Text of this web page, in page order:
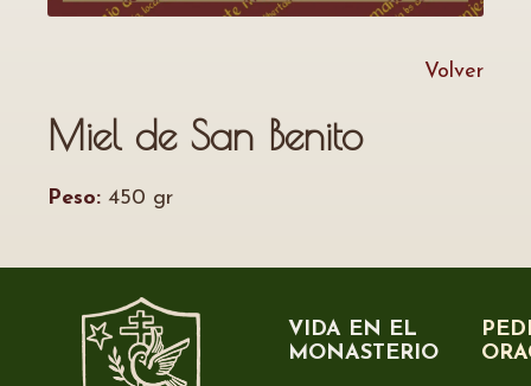
Volver
Miel de San Benito
Peso: 450 gr
VIDA EN EL
MONASTERIO